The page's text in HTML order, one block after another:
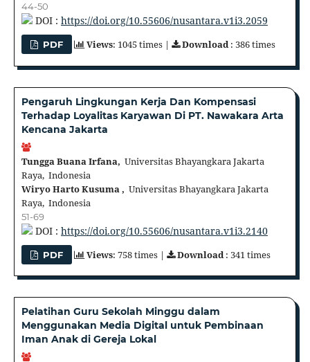
44-50
DOI : https://doi.org/10.55606/nusantara.v1i3.2059
PDF Views: 1045 times | Download: 386 times
Pengaruh Lingkungan Kerja Dan Kompensasi
Terhadap Loyalitas Karyawan Di PT. Nawakara Arta
Kencana Jakarta
Tungga Buana Irfana, Universitas Bhayangkara Jakarta
Raya, Indonesia
Wiryo Harto Kusuma , Universitas Bhayangkara Jakarta
Raya, Indonesia
51-69
DOI : https://doi.org/10.55606/nusantara.v1i3.2140
PDF Views: 758 times | Download: 341 times
Pelatihan Guru Sekolah Minggu dalam
Menggunakan Media Digital untuk Pembinaan
Iman Anak di Gereja Lokal